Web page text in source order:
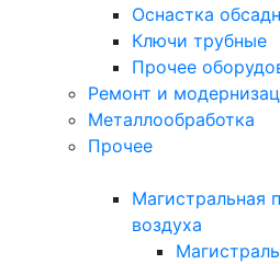
Оснастка
Ключи трубные
Прочее
Ремонт и
Металлообработка
Прочее
Магистральная
воздуха